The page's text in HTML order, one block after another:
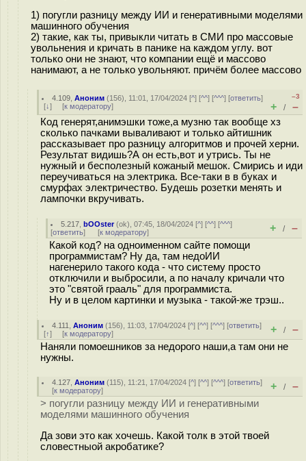
1) погугли разницу между ИИ и генеративными моделями
машинного обучения
2) такие, как ты, привыкли читать в СМИ про массовые
увольнения и кричать в панике на каждом углу. вот
только они не знают, что компании ещё и массово
нанимают, а не только увольняют. причём более массово
4.109 ,Аноним (156), 11:01, 17/04/2024 [^] [^^] [^^^] [ответить]
[↓] [к модератору]
–3
+ / –
Код генерят,анимэшки тоже,а музню так вообще хз
сколько пачками вываливают и только айтишник
рассказывает про разницу алгоритмов и прочей херни.
Результат видишь?А он есть,вот и утрись. Ты не
нужный и бесполезный кожаный мешок. Смирись и иди
переучиваться на электрика. Все-таки в в буках и
смурфах электричество. Будешь розетки менять и
лампочки вкручивать.
5.217 ,bOOster(ok), 07:45, 18/04/2024 [^] [^^] [^^^]
[ответить] [к модератору] + / –
Какой код? на одноименном сайте помощи
программистам? Ну да, там недоИИ
нагенерило такого кода - что систему просто
отключили и выбросили, а по началу кричали что
это "святой грааль" для программиста.
Ну и в целом картинки и музыка - такой-же трэш..
4.111 ,Аноним (156), 11:03, 17/04/2024 [^] [^^] [^^^] [ответить]
[↑] [к модератору] + / –
Наняли помоешников за недорого наши,а там они не
нужны.
4.127 ,Аноним (115), 11:21, 17/04/2024 [^] [^^] [^^^] [ответить]
[к модератору] + / –
> погугли разницу между ИИ и генеративными
моделями машинного обучения
Да зови это как хочешь. Какой толк в этой твоей
словестныой акробатике?